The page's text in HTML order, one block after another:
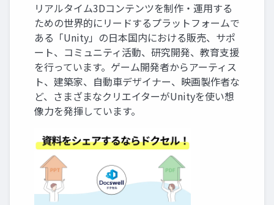
リアルタイム3Dコンテンツを制作・運用する
ための世界的にリードするプラットフォームで
ある「Unity」の日本国内における販売、サポ
ート、コミュニティ活動、研究開発、教育支援
を行っています。ゲーム開発者からアーティス
ト、建築家、自動車デザイナー、映画製作者な
ど、さまざまなクリエイターがUnityを使い想
像力を発揮しています。